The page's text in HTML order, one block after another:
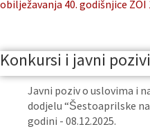
obilježavanja 40. godišnjice ZOI
Konkursi i javni pozivi
Javni poziv o uslovima i
dodjelu “Šestoaprilske
godini - 08.12.2025.